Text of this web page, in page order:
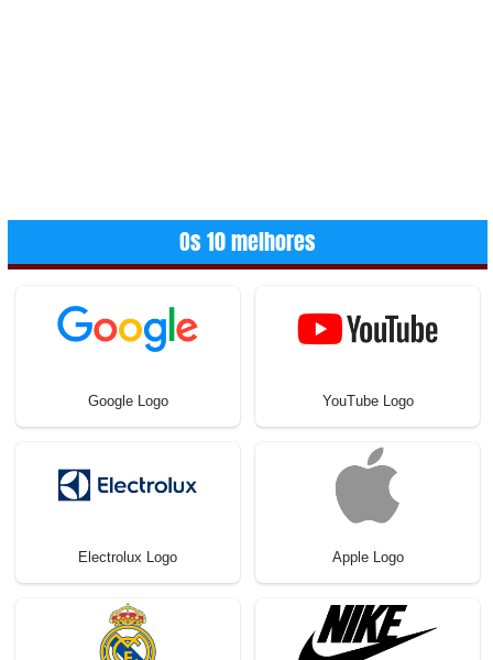
Os 10 melhores
Google Logo YouTube Logo
Electrolux Logo Apple Logo